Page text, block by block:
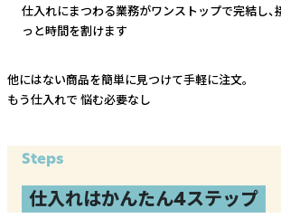
仕入れにまつわる業務がワンストップで完結し、
っと時間を割けます
他にはない商品を簡単に見つけて手軽に注文。
もう仕入れで 悩む必要なし
Steps
仕入れはかんたん4ステップ